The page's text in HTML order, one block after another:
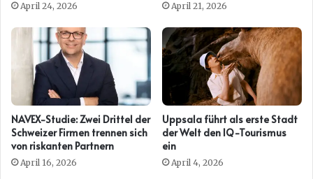
April 24, 2026
AUTO ZÜRICH
April 21, 2026
NAVEX-Studie: Zwei Drittel der
Schweizer Firmen trennen sich
von riskanten Partnern
April 16, 2026
Uppsala führt als erste Stadt
der Welt den IQ-Tourismus
ein
April 4, 2026